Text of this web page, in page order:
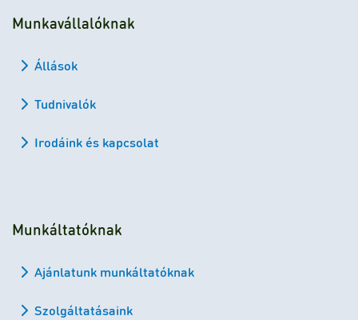
Munkavállalóknak
Állások
Tudnivalók
Irodáink és kapcsolat
Munkáltatóknak
Ajánlatunk munkáltatóknak
Szolgáltatásaink